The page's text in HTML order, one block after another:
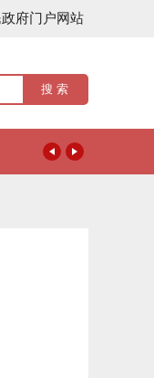
府门户网站